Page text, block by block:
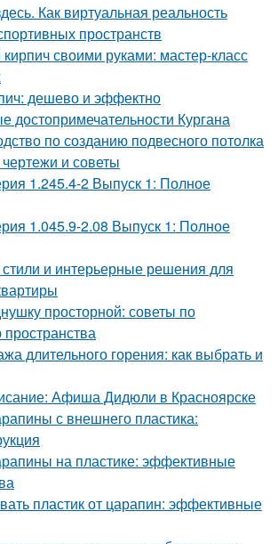
Как виртуальная реальность
пространств
своими руками: мастер-класс
дешево и эффектно
достопримечательности Кургана
по созданию подвесного потолка
чертежи и советы
1.245.4-2 Выпуск 1: Полное
1.045.9-2.08 Выпуск 1: Полное
и интерьерные решения для
просторной: советы по
длительного горения: как выбрать и
Афиша Дидюли в Красноярске
с внешнего пластика:
на пластике: эффективные
пластик от царапин: эффективные